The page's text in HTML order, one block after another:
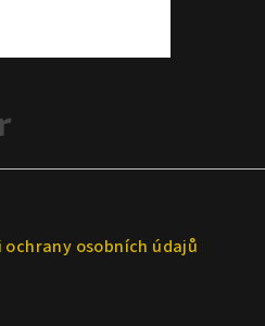
ochrany osobních údajů